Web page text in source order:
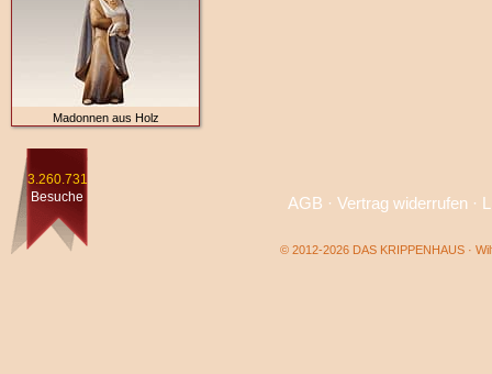
Madonnen aus Holz
3.260.731
Besuche
AGB · Vertrag widerrufen·
© 2012-2026 DAS KRIPPENHAUS ·